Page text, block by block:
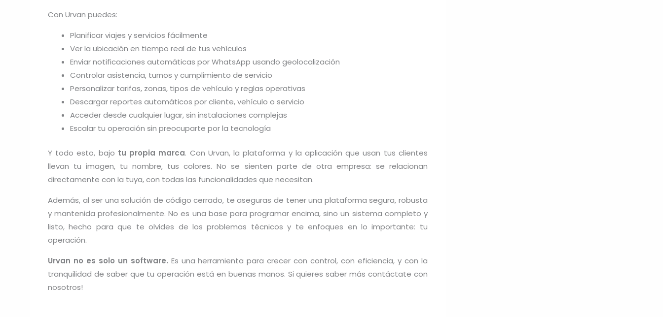
Con Urvan puedes:
Planificar viajes y servicios fácilmente
Ver la ubicación en tiempo real de tus vehículos
Enviar notificaciones automáticas por WhatsApp usando geolocalización
Controlar asistencia, turnos y cumplimiento de servicio
Personalizar tarifas, zonas, tipos de vehículo y reglas operativas
Descargar reportes automáticos por cliente, vehículo o servicio
Acceder desde cualquier lugar, sin instalaciones complejas
Escalar tu operación sin preocuparte por la tecnología
Y todo esto, bajo tu propia marca. Con Urvan, la plataforma y la aplicación que usan tus clientes
llevan tu imagen, tu nombre, tus colores. No se sienten parte de otra empresa: se relacionan
directamente con la tuya, con todas las funcionalidades que necesitan.
Además, al ser una solución de código cerrado, te aseguras de tener una plataforma segura, robusta
y mantenida profesionalmente. No es una base para programar encima, sino un sistema completo y
listo, hecho para que te olvides de los problemas técnicos y te enfoques en lo importante: tu
operación.
Urvan no es solo un software. Es una herramienta para crecer con control, con eficiencia, y con la
tranquilidad de saber que tu operación está en buenas manos. Si quieres saber más contáctate con
nosotros!